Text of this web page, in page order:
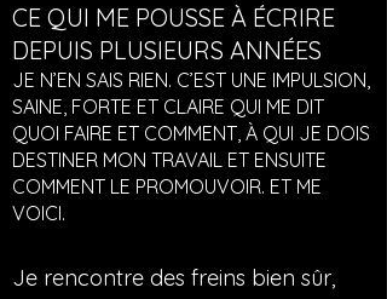
CE QUI ME POUSSE À ÉCRIRE
DEPUIS PLUSIEURS ANNÉES
​JE N’EN SAIS RIEN. C’EST UNE IMPULSION,
SAINE, FORTE ET CLAIRE QUI ME DIT
QUOI FAIRE ET COMMENT, À QUI JE DOIS
DESTINER MON TRAVAIL ET ENSUITE
COMMENT LE PROMOUVOIR. ET ME
VOICI.
Je rencontre des freins bien sûr,